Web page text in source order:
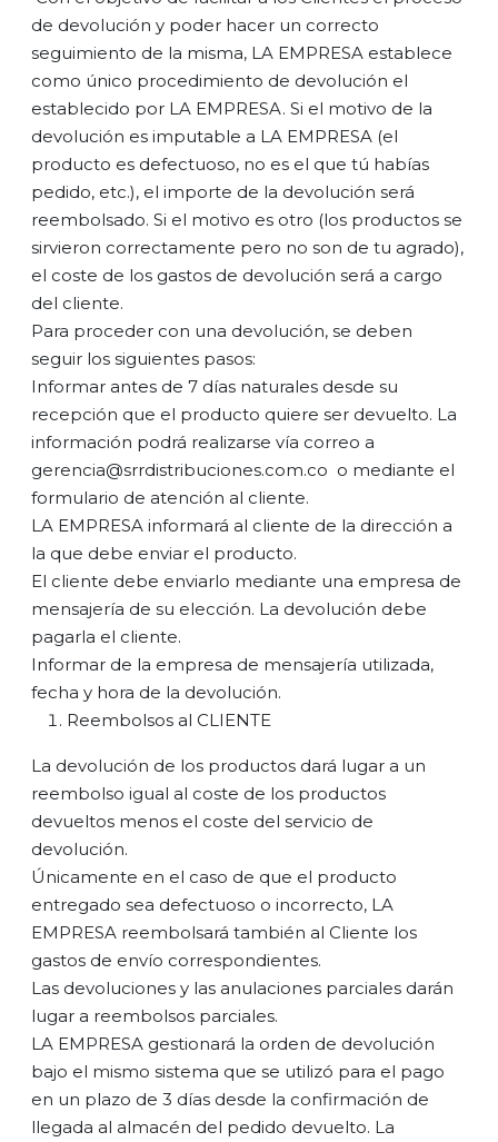
de devolución y poder hacer un correcto
seguimiento de la misma, LA EMPRESA establece
como único procedimiento de devolución el
establecido por LA EMPRESA. Si el motivo de la
devolución es imputable a LA EMPRESA (el
producto es defectuoso, no es el que tú habías
pedido, etc.), el importe de la devolución será
reembolsado. Si el motivo es otro (los productos se
sirvieron correctamente pero no son de tu agrado),
el coste de los gastos de devolución será a cargo
del cliente.
Para proceder con una devolución, se deben
seguir los siguientes pasos:
Informar antes de 7 días naturales desde su
recepción que el producto quiere ser devuelto. La
información podrá realizarse vía correo a
gerencia@srrdistribuciones.com.co o mediante el
formulario de atención al cliente.
LA EMPRESA informará al cliente de la dirección a
la que debe enviar el producto.
El cliente debe enviarlo mediante una empresa de
mensajería de su elección. La devolución debe
pagarla el cliente.
Informar de la empresa de mensajería utilizada,
fecha y hora de la devolución.
Reembolsos al CLIENTE
La devolución de los productos dará lugar a un
reembolso igual al coste de los productos
devueltos menos el coste del servicio de
devolución.
Únicamente en el caso de que el producto
entregado sea defectuoso o incorrecto, LA
EMPRESA reembolsará también al Cliente los
gastos de envío correspondientes.
Las devoluciones y las anulaciones parciales darán
lugar a reembolsos parciales.
LA EMPRESA gestionará la orden de devolución
bajo el mismo sistema que se utilizó para el pago
en un plazo de 3 días desde la confirmación de
llegada al almacén del pedido devuelto. La